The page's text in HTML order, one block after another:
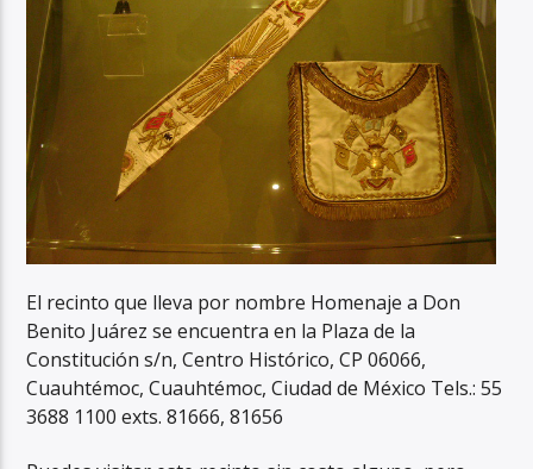
El recinto que lleva por nombre Homenaje a Don
Benito Juárez se encuentra en la Plaza de la
Constitución s/n, Centro Histórico, CP 06066,
Cuauhtémoc, Cuauhtémoc, Ciudad de México Tels.: 55
3688 1100 exts. 81666, 81656